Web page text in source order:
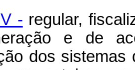
- regular,
e de
dos sistemas